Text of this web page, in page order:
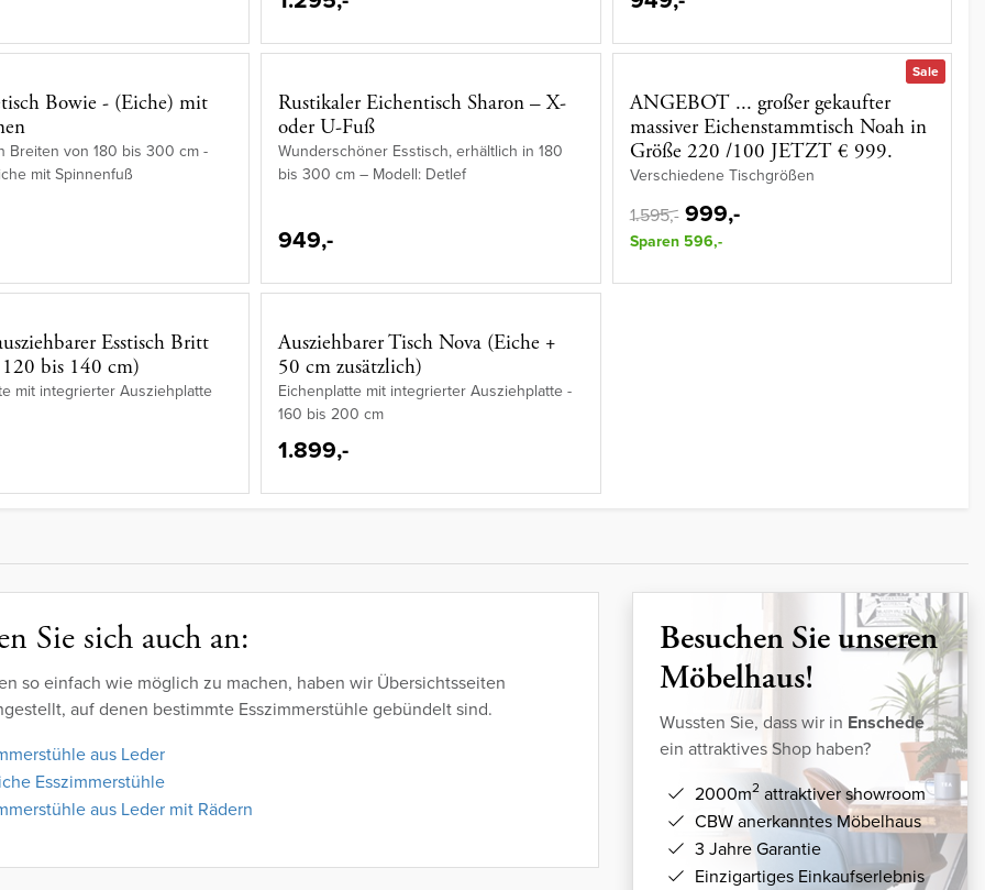
Bowie - (Eiche) mit
Breiten von 180 bis 300 cm -
mit Spinnenfuß
Rustikaler Eichentisch Sharon – X-
oder U-Fuß
Wunderschöner Esstisch, erhältlich in 180
bis 300 cm – Modell: Detlef
949,-
Sale
ANGEBOT ... großer gekaufter
massiver Eichenstammtisch Noah in
Größe 220 /100 JETZT € 999.
Verschiedene Tischgrößen
1.595,- 999,-
Sparen 596,-
Esstisch Britt
bis 140 cm)
mit integrierter Ausziehplatte
Ausziehbarer Tisch Nova (Eiche +
50 cm zusätzlich)
Eichenplatte mit integrierter Ausziehplatte -
160 bis 200 cm
1.899,-
Sie sich auch an:
so einfach wie möglich zu machen, haben wir Übersichtsseiten
auf denen bestimmte Esszimmerstühle gebündelt sind.
aus Leder
Esszimmerstühle
aus Leder mit Rädern
Besuchen Sie unseren
Möbelhaus!
Wussten Sie, dass wir in Enschede
ein attraktives Shop haben?
2000m2 attraktiver showroom
CBW anerkanntes Möbelhaus
3 Jahre Garantie
Einzigartiges Einkaufserlebnis